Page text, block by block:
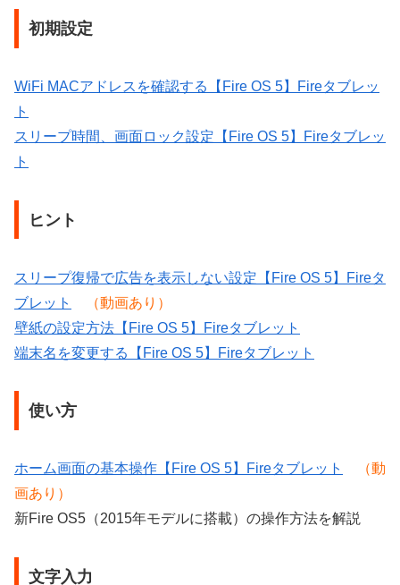
初期設定
WiFi MACアドレスを確認する【Fire OS 5】Fireタブレッ
ト
スリープ時間、画面ロック設定【Fire OS 5】Fireタブレッ
ト
ヒント
スリープ復帰で広告を表示しない設定【Fire OS 5】Fireタ
ブレット
（動画あり）
壁紙の設定方法【Fire OS 5】Fireタブレット
端末名を変更する【Fire OS 5】Fireタブレット
使い方
ホーム画面の基本操作【Fire OS 5】Fireタブレット
（動
画あり）
新Fire OS5（2015年モデルに搭載）の操作方法を解説
文字入力